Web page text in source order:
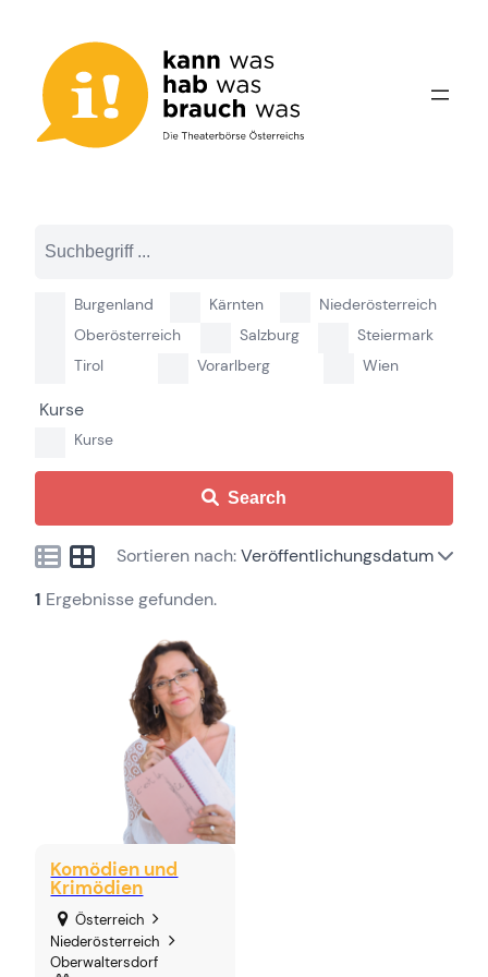
springen
Burgenland Kärnten
Niederösterreich
Oberösterreich
Salzburg
Steiermark
Tirol
Vorarlberg Wien
Kurse
Kurse
Search
Sortieren nach:Veröffentlichungsdatum
1 Ergebnisse gefunden.
Komödien und
Krimödien
Österreich
Niederösterreich
Oberwaltersdorf